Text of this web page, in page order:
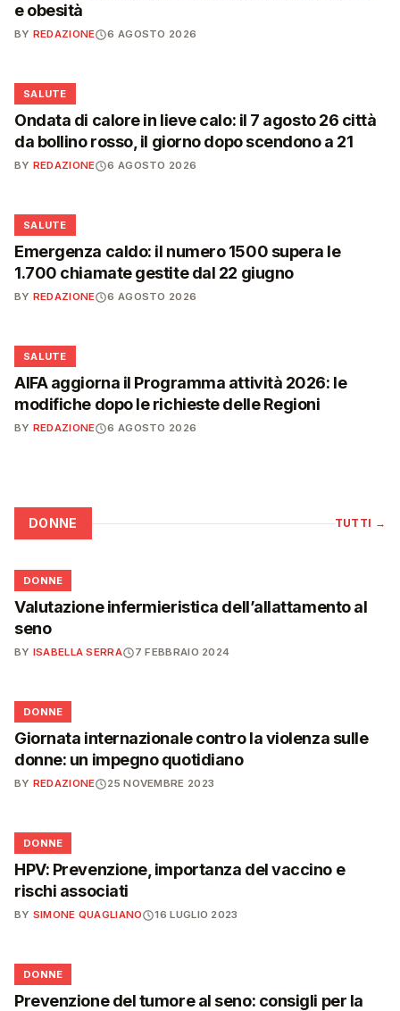
e obesità
BY REDAZIONE 6 AGOSTO 2026
❤️
SALUTE
Ondata di calore in lieve calo: il 7 agosto 26 città
da bollino rosso, il giorno dopo scendono a 21
BY REDAZIONE 6 AGOSTO 2026
❤️
SALUTE
Emergenza caldo: il numero 1500 supera le
1.700 chiamate gestite dal 22 giugno
BY REDAZIONE 6 AGOSTO 2026
❤️
SALUTE
AIFA aggiorna il Programma attività 2026: le
modifiche dopo le richieste delle Regioni
BY REDAZIONE 6 AGOSTO 2026
DONNE TUTTI →
🌸
DONNE
Valutazione infermieristica dell’allattamento al
seno
BY ISABELLA SERRA 7 FEBBRAIO 2024
🌸
DONNE
Giornata internazionale contro la violenza sulle
donne: un impegno quotidiano
BY REDAZIONE 25 NOVEMBRE 2023
🌸
DONNE
HPV: Prevenzione, importanza del vaccino e
rischi associati
BY SIMONE QUAGLIANO 16 LUGLIO 2023
🌸
DONNE
Prevenzione del tumore al seno: consigli per la